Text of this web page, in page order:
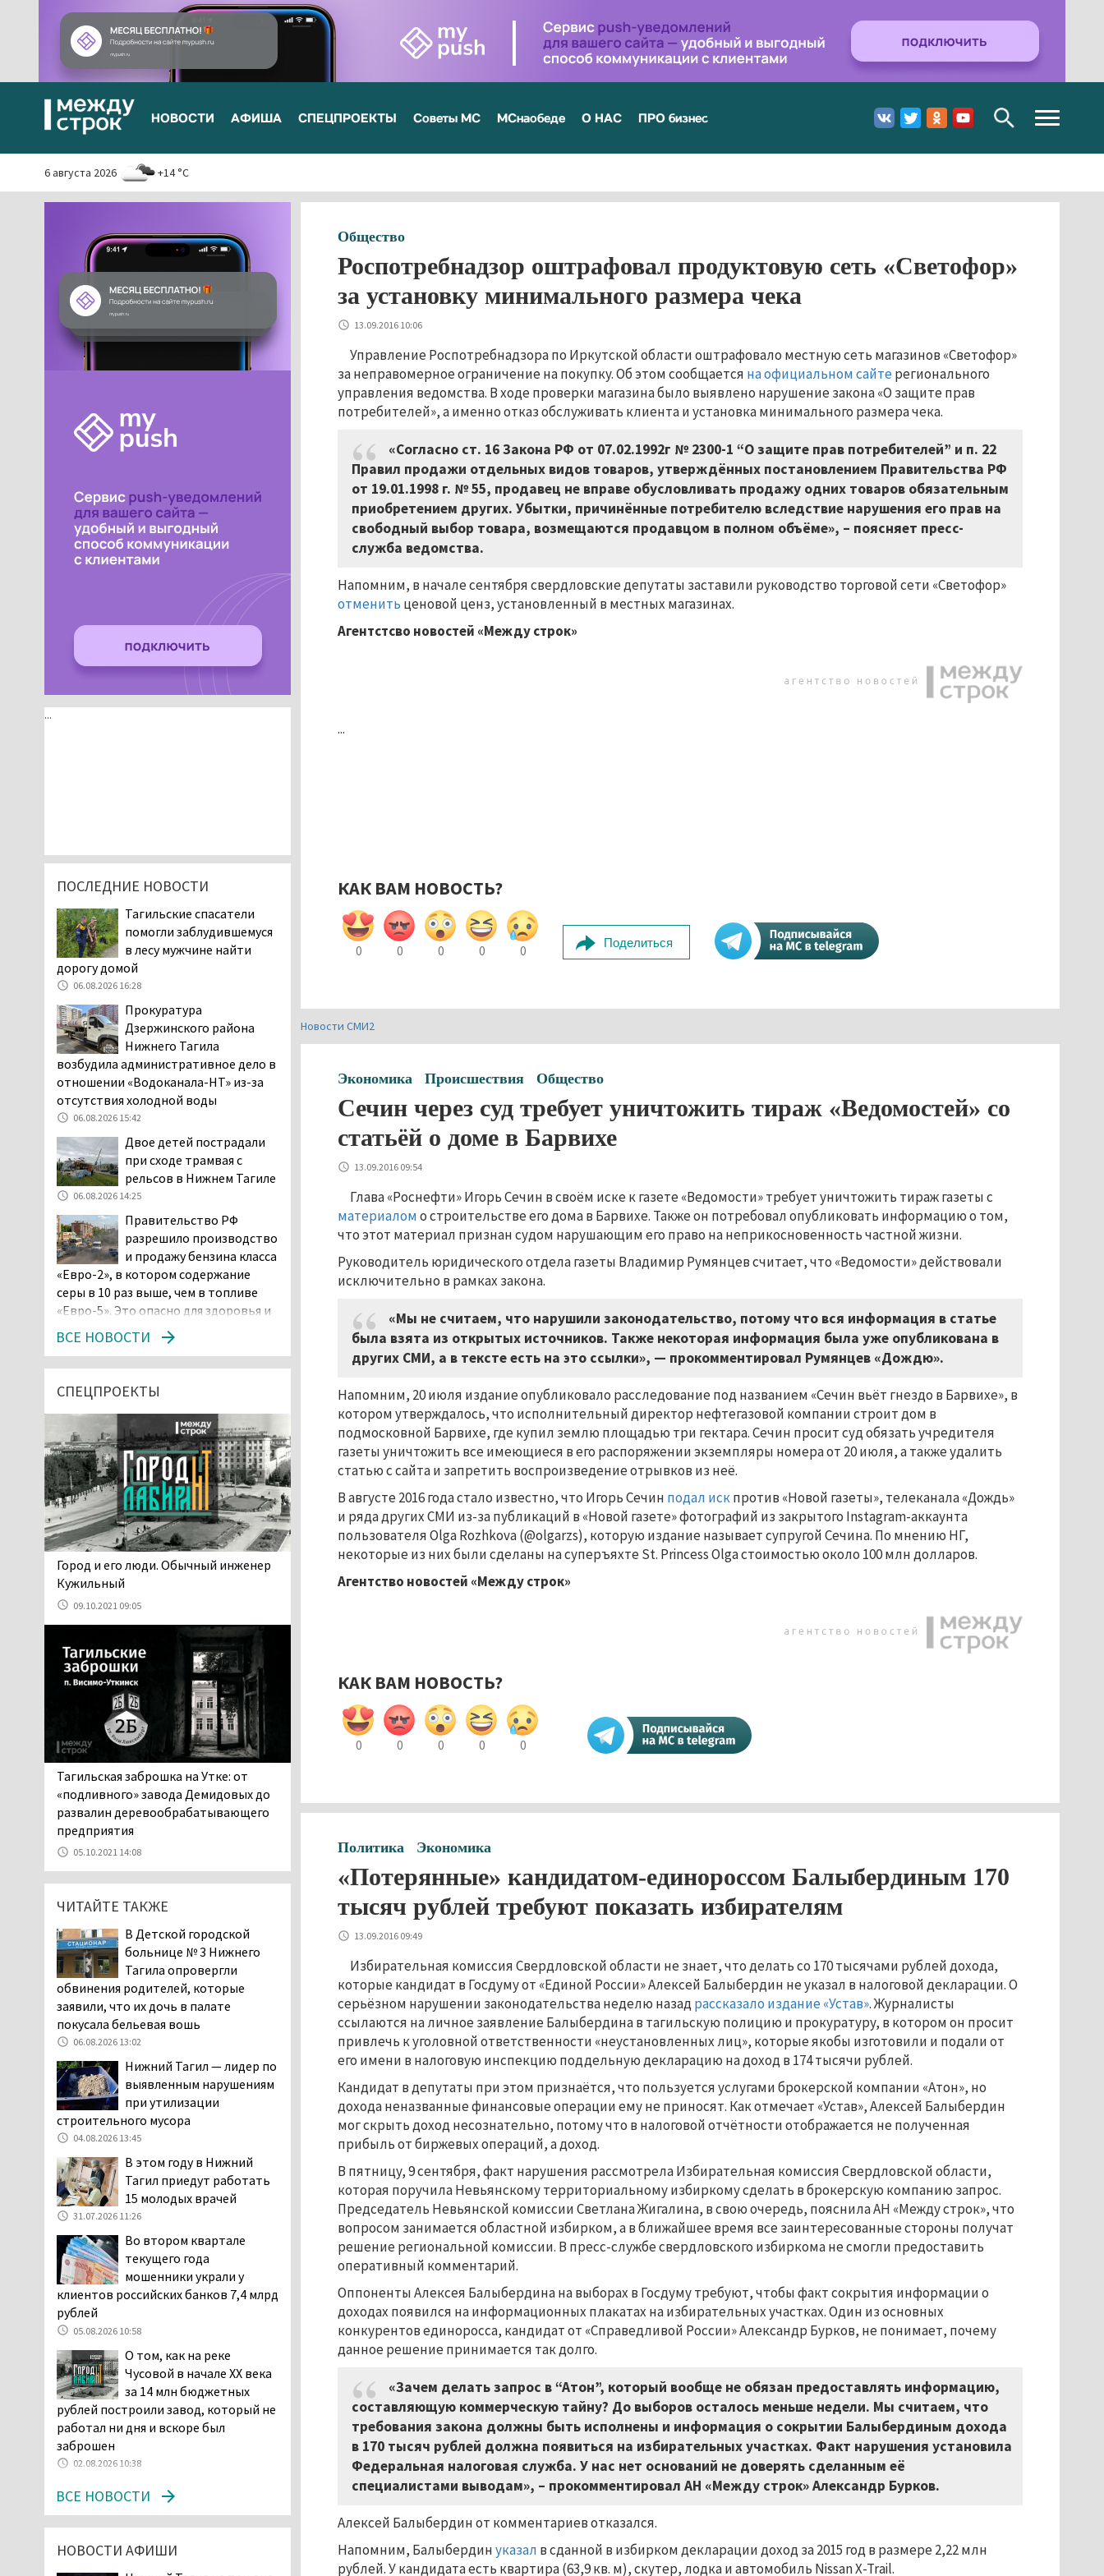
НОВОСТИ АФИША СПЕЦПРОЕКТЫ Советы МС МСнаобеде О НАС ПРО бизнес
Toggle
navigation
6 августа 2026 +14 °C
Общество
Роспотребнадзор оштрафовал продуктовую сеть «Светофор»
за установку минимального размера чека
13.09.2016 10:06
Управление Роспотребнадзора по Иркутской области оштрафовало местную сеть магазинов «Светофор»
за неправомерное ограничение на покупку. Об этом сообщается на официальном сайте регионального
управления ведомства. В ходе проверки магазина было выявлено нарушение закона «О защите прав
потребителей», а именно отказ обслуживать клиента и установка минимального размера чека.
«Согласно ст. 16 Закона РФ от 07.02.1992г № 2300-1 “О защите прав потребителей” и п. 22
Правил продажи отдельных видов товаров, утверждённых постановлением Правительства РФ
от 19.01.1998 г. № 55, продавец не вправе обусловливать продажу одних товаров обязательным
приобретением других. Убытки, причинённые потребителю вследствие нарушения его прав на
свободный выбор товара, возмещаются продавцом в полном объёме», – поясняет пресс-
служба ведомства.
Напомним, в начале сентября свердловские депутаты заставили руководство торговой сети «Светофор»
отменить ценовой ценз, установленный в местных магазинах.
Агентстсво новостей «Между строк»
...
КАК ВАМ НОВОСТЬ?
0 0 0 0 0
Поделиться
Новости СМИ2
Экономика Происшествия Общество
Сечин через суд требует уничтожить тираж «Ведомостей» со
статьёй о доме в Барвихе
13.09.2016 09:54
Глава «Роснефти» Игорь Сечин в своём иске к газете «Ведомости» требует уничтожить тираж газеты с
материаломо строительстве его дома в Барвихе. Также он потребовал опубликовать информацию о том,
что этот материал признан судом нарушающим его право на неприкосновенность частной жизни.
Руководитель юридического отдела газеты Владимир Румянцев считает, что «Ведомости» действовали
исключительно в рамках закона.
«Мы не считаем, что нарушили законодательство, потому что вся информация в статье
была взята из открытых источников. Также некоторая информация была уже опубликована в
других СМИ, а в тексте есть на это ссылки», — прокомментировал Румянцев «Дождю».
Напомним, 20 июля издание опубликовало расследование под названием «Сечин вьёт гнездо в Барвихе», в
котором утверждалось, что исполнительный директор нефтегазовой компании строит дом в
подмосковной Барвихе, где купил землю площадью три гектара. Сечин просит суд обязать учредителя
газеты уничтожить все имеющиеся в его распоряжении экземпляры номера от 20 июля, а также удалить
статью с сайта и запретить воспроизведение отрывков из неё.
В августе 2016 года стало известно, что Игорь Сечин подал искпротив «Новой газеты», телеканала «Дождь»
и ряда других СМИ из-за публикаций в «Новой газете» фотографий из закрытого Instagram-аккаунта
пользователя Olga Rozhkova (@olgarzs), которую издание называет супругой Сечина. По мнению НГ,
некоторые из них были сделаны на суперъяхте St. Princess Olga стоимостью около 100 млн долларов.
Агентство новостей «Между строк»
КАК ВАМ НОВОСТЬ?
0 0 0 0 0
Политика Экономика
«Потерянные» кандидатом-единороссом Балыбердиным 170
тысяч рублей требуют показать избирателям
13.09.2016 09:49
Избирательная комиссия Свердловской области не знает, что делать со 170 тысячами рублей дохода,
которые кандидат в Госдуму от «Единой России» Алексей Балыбердин не указал в налоговой декларации. О
серьёзном нарушении законодательства неделю назадрассказало издание «Устав». Журналисты
ссылаются на личное заявление Балыбердина в тагильскую полицию и прокуратуру, в котором он просит
привлечь к уголовной ответственности «неустановленных лиц», которые якобы изготовили и подали от
его имени в налоговую инспекцию поддельную декларацию на доход в 174 тысячи рублей.
Кандидат в депутаты при этом признаётся, что пользуется услугами брокерской компании «Атон», но
дохода неназванные финансовые операции ему не приносят. Как отмечает «Устав», Алексей Балыбердин
мог скрыть доход несознательно, потому что в налоговой отчётности отображается не полученная
прибыль от биржевых операций, а доход.
В пятницу, 9 сентября, факт нарушения рассмотрела Избирательная комиссия Свердловской области,
которая поручила Невьянскому территориальному избиркому сделать в брокерскую компанию запрос.
Председатель Невьянской комиссии Светлана Жигалина, в свою очередь, пояснила АН «Между строк», что
вопросом занимается областной избирком, а в ближайшее время все заинтересованные стороны получат
решение региональной комиссии. В пресс-службе свердловского избиркома не смогли предоставить
оперативный комментарий.
Оппоненты Алексея Балыбердина на выборах в Госдуму требуют, чтобы факт сокрытия информации о
доходах появился на информационных плакатах на избирательных участках. Один из основных
конкурентов единоросса, кандидат от «Справедливой России» Александр Бурков, не понимает, почему
данное решение принимается так долго.
«Зачем делать запрос в “Атон”, который вообще не обязан предоставлять информацию,
составляющую коммерческую тайну? До выборов осталось меньше недели. Мы считаем, что
требования закона должны быть исполнены и информация о сокрытии Балыбердиным дохода
в 170 тысяч рублей должна появиться на избирательных участках. Факт нарушения установила
Федеральная налоговая служба. У нас нет оснований не доверять сделанным её
специалистами выводам», – прокомментировал АН «Между строк» Александр Бурков.
Алексей Балыбердин от комментариев отказался.
Напомним, Балыбердинуказал в сданной в избирком декларации доход за 2015 год в размере 2,22 млн
рублей. У кандидата есть квартира (63,9 кв. м), скутер, лодка и автомобиль Nissan X-Trail.
...
ПОСЛЕДНИЕ НОВОСТИ
Тагильские спасатели
помогли заблудившемуся
в лесу мужчине найти
дорогу домой
06.08.2026 16:28
Прокуратура
Дзержинского района
Нижнего Тагила
возбудила административное дело в
отношении «Водоканала-НТ» из-за
отсутствия холодной воды
06.08.2026 15:42
Двое детей пострадали
при сходе трамвая с
рельсов в Нижнем Тагиле
06.08.2026 14:25
Правительство РФ
разрешило производство
и продажу бензина класса
«Евро-2», в котором содержание
серы в 10 раз выше, чем в топливе
«Евро-5». Это опасно для здоровья и
повышает износ автомобиля
06.08.2026 13:53
В Детской городской
больнице № 3 Нижнего
обвинения родителей, которые
заявили, что их дочь в палате
покусала бельевая вошь
06.08.2026 13:02
В Нижнем Тагиле на три
дня запретят
электросамокаты
вошь». Родители 10-
пожаловались на кровососущих
паразитов, которые искусали их
ребёнка в детской больнице
Нижнего Тагила
05.08.2026 17:59
Директора уральского
предприятия по
производству дронов
«Упырь» подорвали в автомобиле
под Екатеринбургом
05.08.2026 17:05
Эксперты назвали
рыбы в Свердловской
области
Осуждённый за убийство
тагильского хоккеиста
Александра Чумарина
Самат Хазипов в очередной раз
попал на скамью подсудимых
05.08.2026 15:28
Госдумы Ильтякова,
назвавшего незамужних
женщин неполноценными людьми, а
неженатых мужчин — инвалидами,
проверит прокуратура (ВИДЕО)
05.08.2026 14:40
На водоёмах
Свердловской области с
начала купального сезона
погиб 21 человек
05.08.2026 14:05
Нижний Тагил на три дня
станет мировой
короткометражного кино
05.08.2026 13:20
Мэрия раскрыла имя
главной звезды Дня
города в Нижнем Тагиле
05.08.2026 11:26
В Нижнем Тагиле
Виталия Говорухина
05.08.2026 11:10
текущего года
ВСЕ НОВОСТИ
СПЕЦПРОЕКТЫ
​​​​​​​Город и его люди. Обычный инженер
Кужильный
09.10.2021 09:05
Тагильская заброшка на Утке: от
«подливного» завода Демидовых до
развалин деревообрабатывающего
предприятия
05.10.2021 14:08
ЧИТАЙТЕ ТАКЖЕ
В Детской городской
больнице № 3 Нижнего
Тагила опровергли
обвинения родителей, которые
заявили, что их дочь в палате
покусала бельевая вошь
06.08.2026 13:02
Нижний Тагил — лидер по
выявленным нарушениям
при утилизации
строительного мусора
04.08.2026 13:45
В этом году в Нижний
Тагил приедут работать
15 молодых врачей
31.07.2026 11:26
Во втором квартале
текущего года
мошенники украли у
клиентов российских банков 7,4 млрд
рублей
05.08.2026 10:58
О том, как на реке
Чусовой в начале XX века
за 14 млн бюджетных
рублей построили завод, который не
работал ни дня и вскоре был
заброшен
02.08.2026 10:38
ВСЕ НОВОСТИ
НОВОСТИ АФИШИ